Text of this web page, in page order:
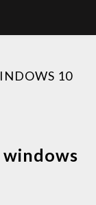
10
windows